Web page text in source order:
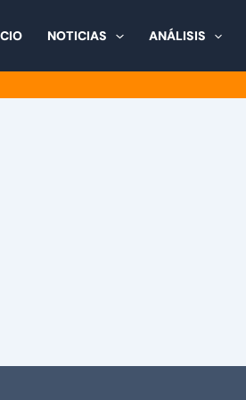
NOTICIAS ANÁLISIS